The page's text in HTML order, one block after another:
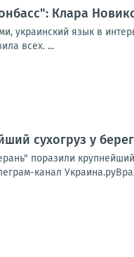
Клара
украинский язык в
всех. ...
сухогруз у
поразили
канал